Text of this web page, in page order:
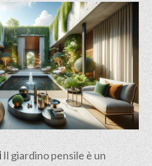
Ilgiardino pensileè un